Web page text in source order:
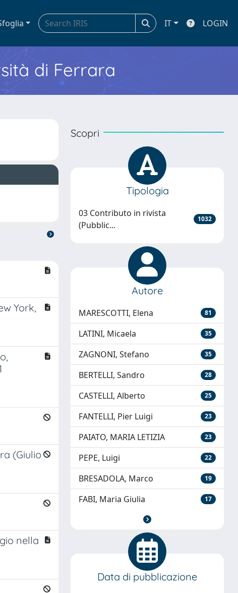
IT LOGIN
di Ferrara
York,
(Giulio
nella
Scopri
Tipologia
03 Contributo in rivista
(Pubblic...
1032
Autore
MARESCOTTI, Elena 81
LATINI, Micaela 35
ZAGNONI, Stefano 35
BERTELLI, Sandro 28
CASTELLI, Alberto 25
FANTELLI, Pier Luigi 23
PAIATO, MARIA LETIZIA 23
PEPE, Luigi 22
BRESADOLA, Marco 19
FABI, Maria Giulia 17
Data di pubblicazione